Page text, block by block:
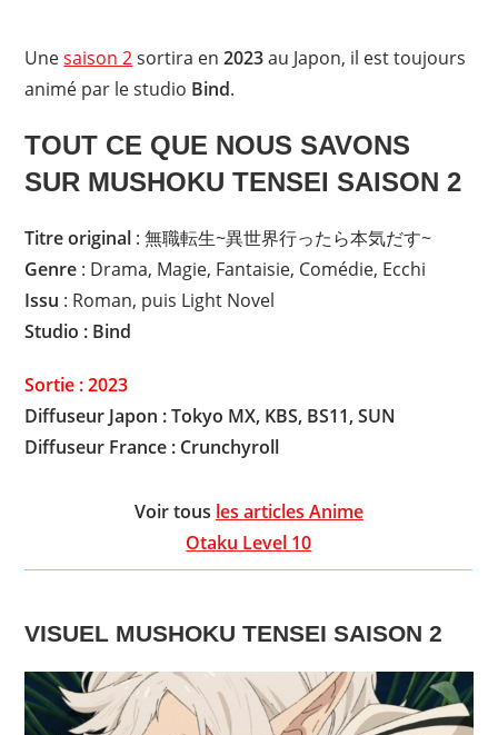
Unesaison 2sortira en2023au Japon, il est toujours
animé par le studio Bind.
TOUT CE QUE NOUS SAVONS
SUR MUSHOKU TENSEI SAISON 2
Titre original : 無職転生~異世界行ったら本気だす~
Genre : Drama, Magie, Fantaisie, Comédie, Ecchi
Issu : Roman, puis Light Novel
Studio : Bind
Sortie : 2023
Diffuseur Japon : Tokyo MX, KBS, BS11, SUN
Diffuseur France : Crunchyroll
Voir tous les articles Anime
Otaku Level 10
VISUEL MUSHOKU TENSEI SAISON 2